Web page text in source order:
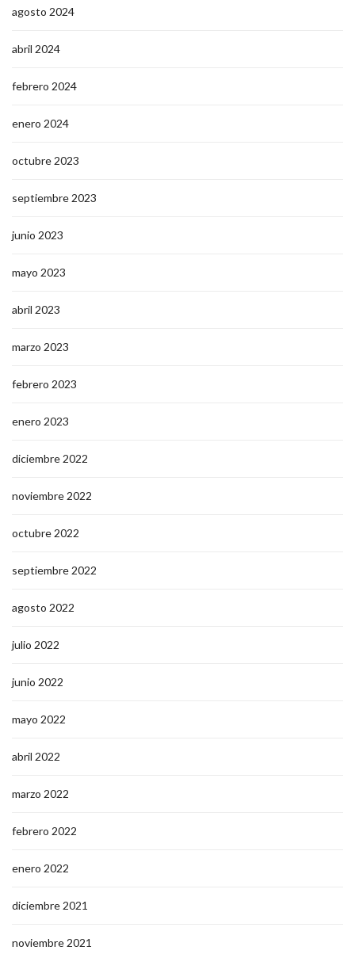
agosto 2024
abril 2024
febrero 2024
enero 2024
octubre 2023
septiembre 2023
junio 2023
mayo 2023
abril 2023
marzo 2023
febrero 2023
enero 2023
diciembre 2022
noviembre 2022
octubre 2022
septiembre 2022
agosto 2022
julio 2022
junio 2022
mayo 2022
abril 2022
marzo 2022
febrero 2022
enero 2022
diciembre 2021
noviembre 2021